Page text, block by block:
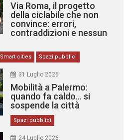
Via Roma, il progetto
della ciclabile che non
convince: errori,
contraddizioni e nessun
Smart cities Spazi pubblici
31 Luglio 2026
Mobilità a Palermo:
quando fa caldo… si
sospende la città
Spazi pubblici
24 Luglio 2026